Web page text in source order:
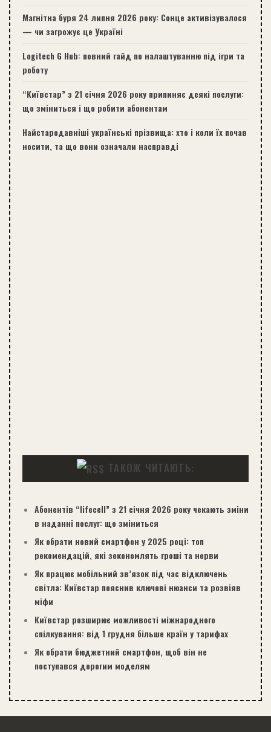
Магнітна буря 24 липня 2026 року: Сонце активізувалося
— чи загрожує це Україні
Logitech G Hub: повний гайд по налаштуванню під ігри та
роботу
“Київстар” з 21 січня 2026 року припиняє деякі послуги:
що зміниться і що робити абонентам
Найстародавніші українські прізвища: хто і коли їх почав
носити, та що вони означали насправді
ТАКОЖ ЧИТАЮТЬ:
Абонентів “lifecell” з 21 січня 2026 року чекають зміни
в наданні послуг: що зміниться
Як обрати новий смартфон у 2025 році: топ
рекомендацій, які зекономлять гроші та нерви
Як працює мобільний зв’язок під час відключень
світла: Київстар пояснив ключові нюанси та розвіяв
міфи
Київстар розширює можливості міжнародного
спілкування: від 1 грудня більше країн у тарифах
Як обрати бюджетний смартфон, щоб він не
поступався дорогим моделям